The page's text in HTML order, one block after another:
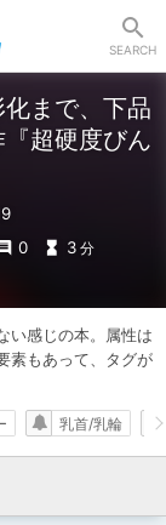
SEARCH
まで、下品
超硬度びん
0 3 分
い感じの本。属性は
素もあって、タグが
乳首/乳輪